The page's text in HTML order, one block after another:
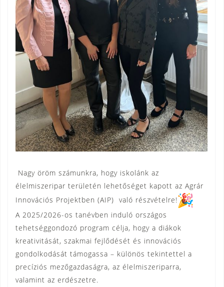
Nagy öröm számunkra, hogy iskolánk az
élelmiszeripar területén lehetőséget kapott az Agrár
Innovációs Projektben (AIP) való részvételre!
A 2025/2026-os tanévben induló országos
tehetséggondozó program célja, hogy a diákok
kreativitását, szakmai fejlődését és innovációs
gondolkodását támogassa – különös tekintettel a
precíziós mezőgazdaságra, az élelmiszeriparra,
valamint az erdészetre.